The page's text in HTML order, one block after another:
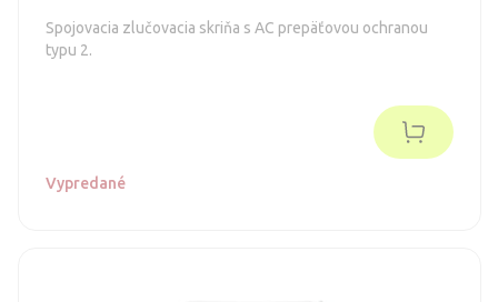
Spojovacia zlučovacia skriňa s AC prepäťovou ochranou
typu 2.
Vypredané